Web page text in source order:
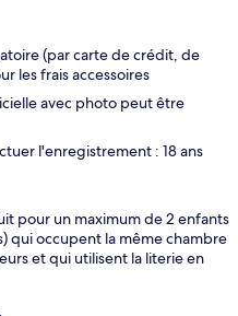
(par carte de crédit, de
les frais accessoires
avec photo peut être
l'enregistrement : 18 ans
pour un maximum de 2 enfants
qui occupent la même chambre
et qui utilisent la literie en